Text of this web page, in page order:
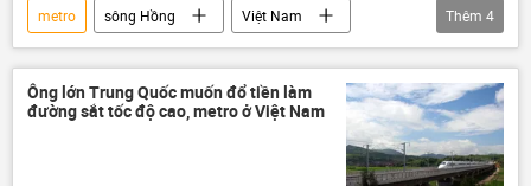
metro sông Hồng
Việt Nam
Hà Nội
thông tin
Xã hội
Kinh tế
Thêm 4
Ông lớn Trung Quốc muốn đổ tiền làm
đường sắt tốc độ cao, metro ở Việt Nam